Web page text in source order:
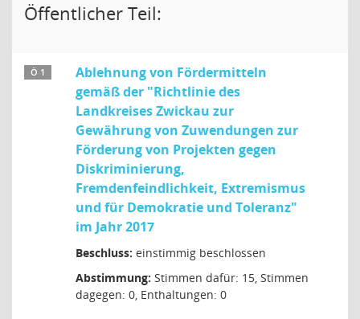
Öffentlicher Teil:
Ö 1
Ablehnung von Fördermitteln
gemäß der "Richtlinie des
Landkreises Zwickau zur
Gewährung von Zuwendungen zur
Förderung von Projekten gegen
Diskriminierung,
Fremdenfeindlichkeit, Extremismus
und für Demokratie und Toleranz"
im Jahr 2017
Beschluss: einstimmig beschlossen
Abstimmung: Stimmen dafür: 15, Stimmen
dagegen: 0, Enthaltungen: 0